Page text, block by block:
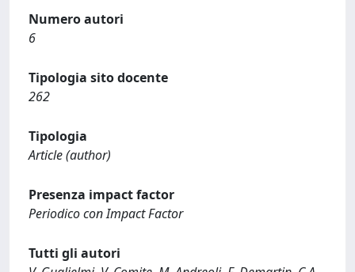
Numero autori
6
Tipologia sito docente
262
Tipologia
Article (author)
Presenza impact factor
Periodico con Impact Factor
Tutti gli autori